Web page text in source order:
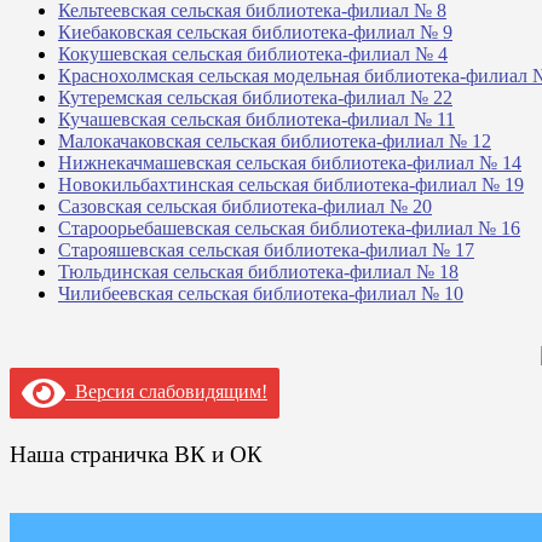
Кельтеевская сельская библиотека-филиал № 8
Киебаковская сельская библиотека-филиал № 9
Кокушевская сельская библиотека-филиал № 4
Краснохолмская сельская модельная библиотека-филиал
Кутеремская сельская библиотека-филиал № 22
Кучашевская сельская библиотека-филиал № 11
Малокачаковская сельская библиотека-филиал № 12
Нижнекачмашевская сельская библиотека-филиал № 14
Новокильбахтинская сельская библиотека-филиал № 19
Сазовская сельская библиотека-филиал № 20
Староорьебашевская сельская библиотека-филиал № 16
Старояшевская сельская библиотека-филиал № 17
Тюльдинская сельская библиотека-филиал № 18
Чилибеевская сельская библиотека-филиал № 10
Версия слабовидящим!
Наша страничка ВК и ОК